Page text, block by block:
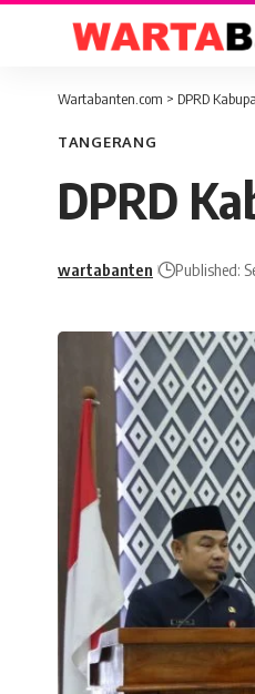
Wartabanten.com > DPRD
TANGERANG
DPRD
wartabanten Published: